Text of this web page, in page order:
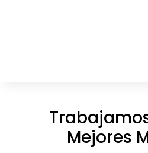
Mejores